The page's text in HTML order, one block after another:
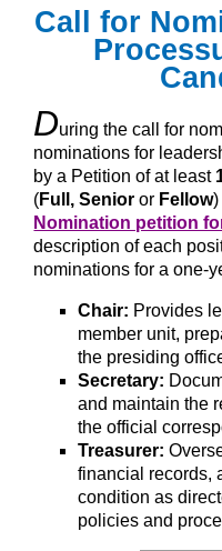
Call for
During the call for
nominations for
by a Petition of at least
(Full, Senior or Fellow
Nomination petition
description of each
nominations for a one-
Chair: Provides
member unit,
the presiding
Secretary:
and maintain the
the official
Treasurer:
financial records,
condition as
policies and